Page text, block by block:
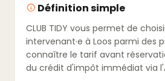
Définition simple
CLUB TIDY vous permet de
intervenant·e à Loos parmi des
connaître le tarif avant
du crédit d'impôt immédiat via